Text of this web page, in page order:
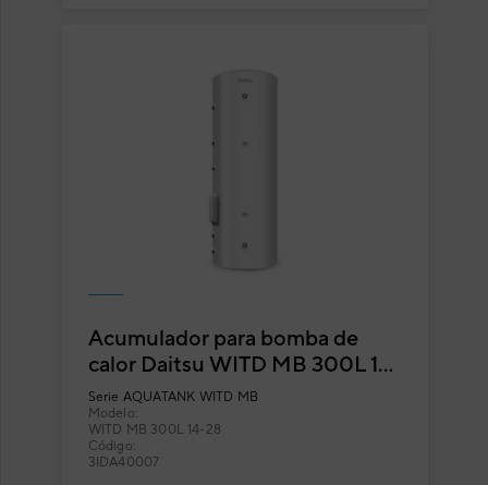
Acumulador para bomba de
calor Daitsu WITD MB 300L 14-
28
Serie AQUATANK WITD MB
Modelo:
WITD MB 300L 14-28
Código:
3IDA40007